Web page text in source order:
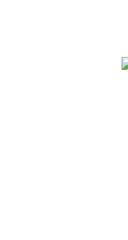
Bildergalerie